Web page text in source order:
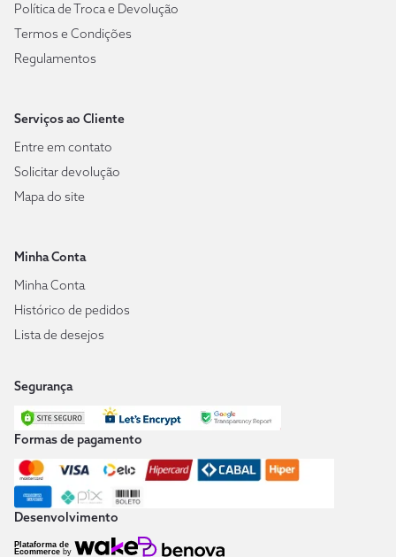
Política de Troca e Devolução
Termos e Condições
Regulamentos
Serviços ao Cliente
Entre em contato
Solicitar devolução
Mapa do site
Minha Conta
Minha Conta
Histórico de pedidos
Lista de desejos
Segurança
Formas de pagamento
Desenvolvimento